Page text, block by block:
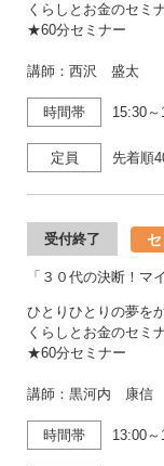
くらしとお金のセミ
★60分セミナー
講師：西沢 盛太
時間帯 15:30
定員 先着順
受付終了
「３０代の決断！マ
ひとりひとりの夢を
くらしとお金のセミ
★60分セミナー
講師：黒河内 康信
時間帯 13:00